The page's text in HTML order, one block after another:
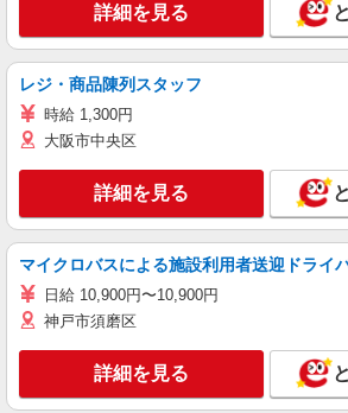
詳細を見る
レジ・商品陳列スタッフ
時給 1,300円
大阪市中央区
詳細を見る
マイクロバスによる施設利用者送迎ドライ
日給 10,900円〜10,900円
神戸市須磨区
詳細を見る